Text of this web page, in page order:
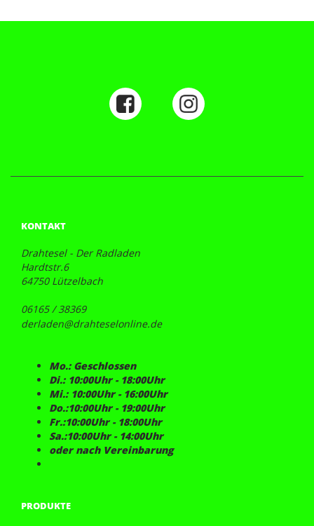
KONTAKT
Drahtesel - Der Radladen
Hardtstr.6
64750 Lützelbach
06165 / 38369
derladen@drahteselonline.de
Mo.: Geschlossen
Di.: 10:00Uhr - 18:00Uhr
Mi.: 10:00Uhr - 16:00Uhr
Do.:10:00Uhr - 19:00Uhr
Fr.:10:00Uhr - 18:00Uhr
Sa.:10:00Uhr - 14:00Uhr
oder nach Vereinbarung
PRODUKTE